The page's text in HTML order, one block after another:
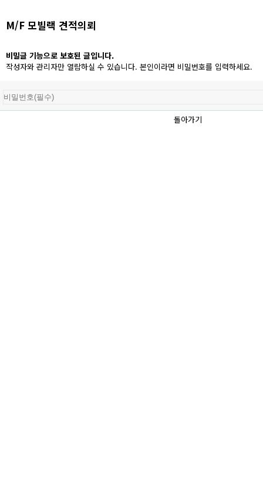
M/F 모빌랙 견적의뢰
비밀글 기능으로 보호된 글입니다.
작성자와 관리자만 열람하실 수 있습니다. 본인이라면 비밀번호를 입력하세요.
돌아가기